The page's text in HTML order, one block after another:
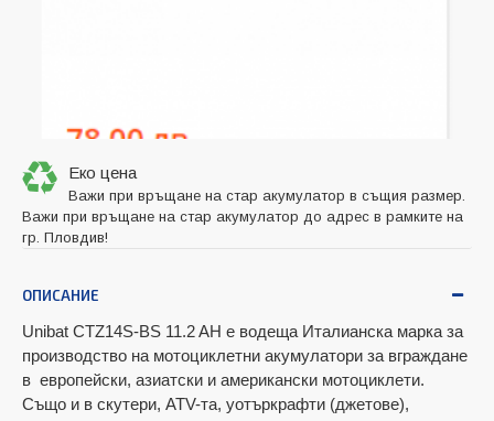
Еко цена
Важи при връщане на стар акумулатор в същия размер.
Важи при връщане на стар акумулатор до адрес в рамките на
гр. Пловдив!
ОПИСАНИЕ
Unibat CТZ14S-BS 11.2 AH е водещa Италианскa маркa за
производство на мотоциклетни акумулатори за вграждане
в европейски, азиатски и американски мотоциклети.
Също и в скутeри, ATV-та, уотъркрафти (джетове),